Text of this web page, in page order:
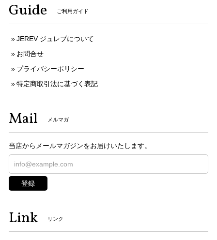
Guide ご利用ガイド
JEREV ジュレブについて
お問合せ
プライバシーポリシー
特定商取引法に基づく表記
Mail メルマガ
当店からメールマガジンをお届けいたします。
登録
Link リンク